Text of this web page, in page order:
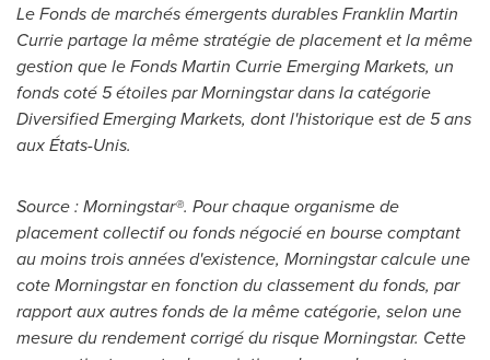
Le Fonds de marchés émergents durablesFranklin Martin
Curriepartage la même stratégie de placement et la même
gestion que le Fonds Martin Currie Emerging Markets, un
fonds coté 5 étoiles par Morningstar dans la catégorie
Diversified Emerging Markets, dont l'historique est de 5 ans
aux États-Unis.
Source : Morningstar®. Pour chaque organisme de
placement collectif ou fonds négocié en bourse comptant
au moins trois années d'existence, Morningstar calcule une
cote Morningstar en fonction du classement du fonds, par
rapport aux autres fonds de la même catégorie, selon une
mesure du rendement corrigé du risque Morningstar. Cette